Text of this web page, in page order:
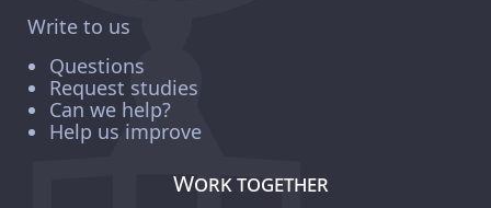
Write to us
Questions
Request studies
Can we help?
Help us improve
Work together